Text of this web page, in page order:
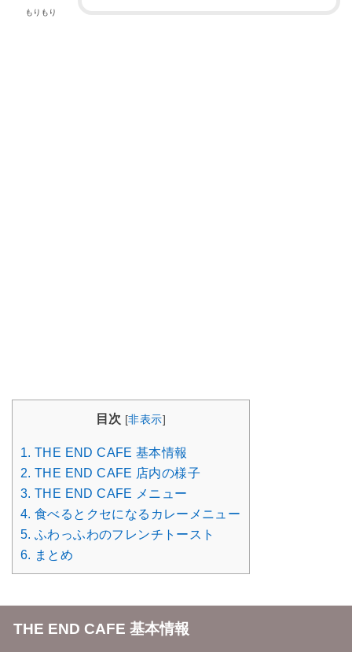
もりもり
目次 [非表示]
1. THE END CAFE 基本情報
2. THE END CAFE 店内の様子
3. THE END CAFE メニュー
4. 食べるとクセになるカレーメニュー
5. ふわっふわのフレンチトースト
6. まとめ
THE END CAFE 基本情報